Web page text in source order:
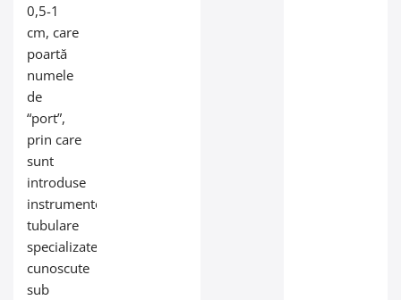
0,5-1
cm, care
poartă
numele
de
“port”,
prin care
sunt
introduse
instrumente
tubulare
specializate,
cunoscute
sub